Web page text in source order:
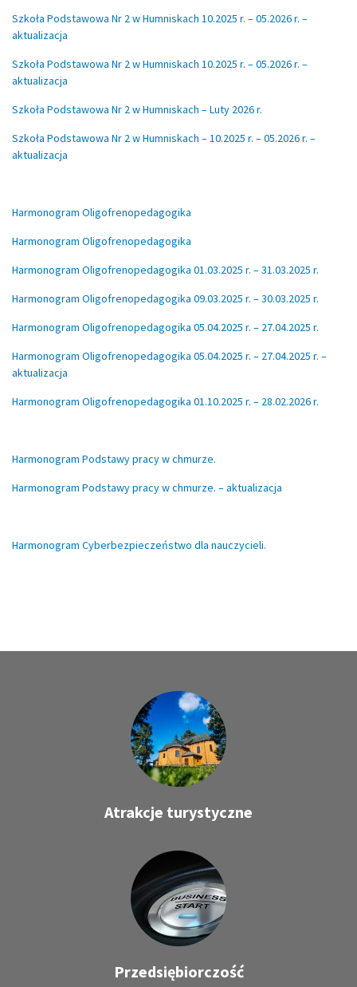
Szkoła Podstawowa Nr 2 w Humniskach 10.2025 r. – 05.2026 r. –
aktualizacja
Szkoła Podstawowa Nr 2 w Humniskach 10.2025 r. – 05.2026 r. –
aktualizacja
Szkoła Podstawowa Nr 2 w Humniskach – Luty 2026 r.
Szkoła Podstawowa Nr 2 w Humniskach – 10.2025 r. – 05.2026 r. –
aktualizacja
Harmonogram Oligofrenopedagogika
Harmonogram Oligofrenopedagogika
Harmonogram Oligofrenopedagogika 01.03.2025 r. – 31.03.2025 r.
Harmonogram Oligofrenopedagogika 09.03.2025 r. – 30.03.2025 r.
Harmonogram Oligofrenopedagogika 05.04.2025 r. – 27.04.2025 r.
Harmonogram Oligofrenopedagogika 05.04.2025 r. – 27.04.2025 r. –
aktualizacja
Harmonogram Oligofrenopedagogika 01.10.2025 r. – 28.02.2026 r.
Harmonogram Podstawy pracy w chmurze.
Harmonogram Podstawy pracy w chmurze. – aktualizacja
Harmonogram Cyberbezpieczeństwo dla nauczycieli.
Atrakcje turystyczne
Przedsiębiorczość